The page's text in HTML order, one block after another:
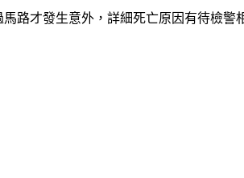
路才發生意外，詳細死亡原因有待檢警